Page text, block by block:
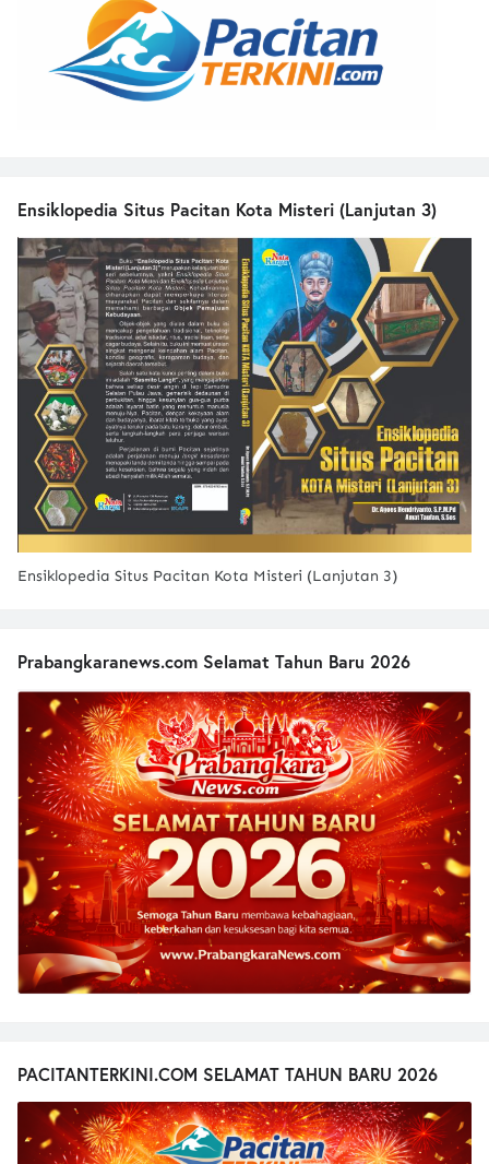
Ensiklopedia Situs Pacitan Kota Misteri (Lanjutan 3)
Ensiklopedia Situs Pacitan Kota Misteri (Lanjutan 3)
Prabangkaranews.com Selamat Tahun Baru 2026
PACITANTERKINI.COM SELAMAT TAHUN BARU 2026